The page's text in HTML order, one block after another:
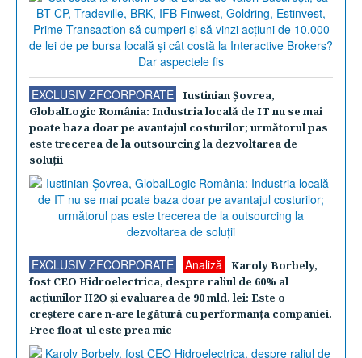
EXCLUSIV ZFCORPORATE
Iustinian Şovrea,
GlobalLogic România: Industria locală de IT nu se mai
poate baza doar pe avantajul costurilor; următorul pas
este trecerea de la outsourcing la dezvoltarea de
soluţii
EXCLUSIV ZFCORPORATE Analiză
Karoly Borbely,
fost CEO Hidroelectrica, despre raliul de 60% al
acţiunilor H2O şi evaluarea de 90 mld. lei: Este o
creştere care n-are legătură cu performanţa companiei.
Free float-ul este prea mic